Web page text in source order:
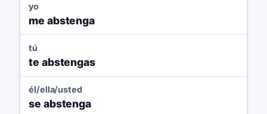
yo
me abstenga
tú
te abstengas
él/ella/usted
se abstenga